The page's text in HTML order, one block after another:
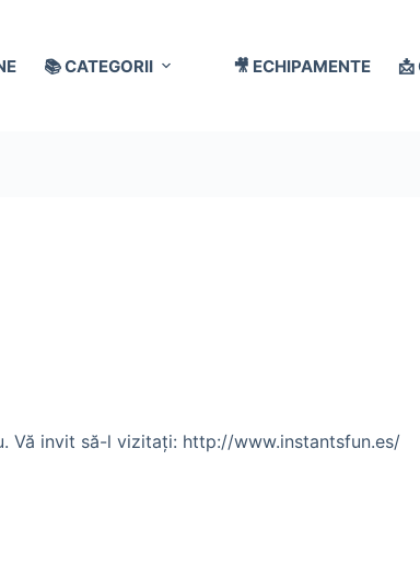
📚 CATEGORII 🎥 ECHIPAMENTE 📩
Vă invit să-l vizitaţi: http://www.instantsfun.es/